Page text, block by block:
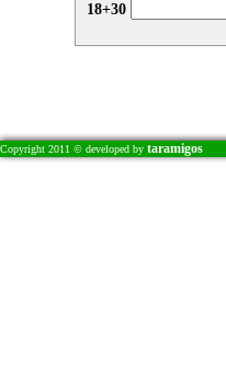
18+30
Copyright 2011 © developed by taramigos